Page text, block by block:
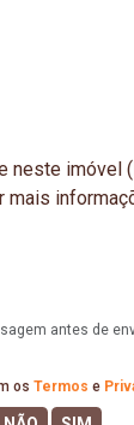
antes de
os Termos e